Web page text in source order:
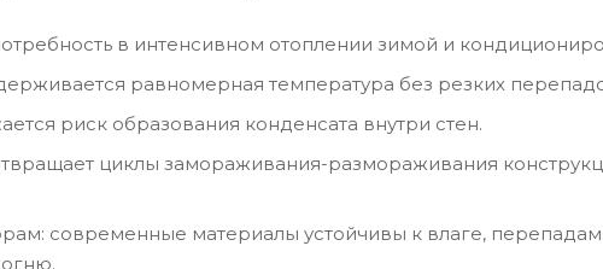
в интенсивном отоплении зимой и
равномерная температура без резких
риск образования конденсата внутри стен.
циклы замораживания-размораживания
современные материалы устойчивы к влаге,